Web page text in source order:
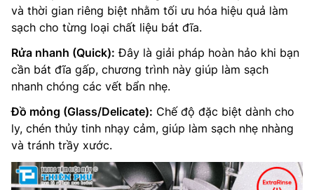
và thời gian riêng biệt nhằm tối ưu hóa hiệu quả làm
sạch cho từng loại chất liệu bát đĩa.
Rửa nhanh (Quick): Đây là giải pháp hoàn hảo khi bạn
cần bát đĩa gấp, chương trình này giúp làm sạch
nhanh chóng các vết bẩn nhẹ.
Đồ mỏng (Glass/Delicate): Chế độ đặc biệt dành cho
ly, chén thủy tinh nhạy cảm, giúp làm sạch nhẹ nhàng
và tránh trầy xước.